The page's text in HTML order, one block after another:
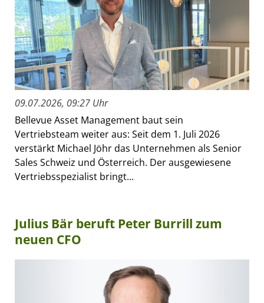
09.07.2026, 09:27 Uhr
Bellevue Asset Management baut sein
Vertriebsteam weiter aus: Seit dem 1. Juli 2026
verstärkt Michael Jöhr das Unternehmen als Senior
Sales Schweiz und Österreich. Der ausgewiesene
Vertriebsspezialist bringt...
Julius Bär beruft Peter Burrill zum
neuen CFO